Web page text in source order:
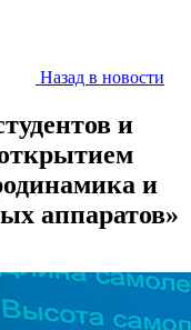
Назад в новости
и
и
аппаратов»